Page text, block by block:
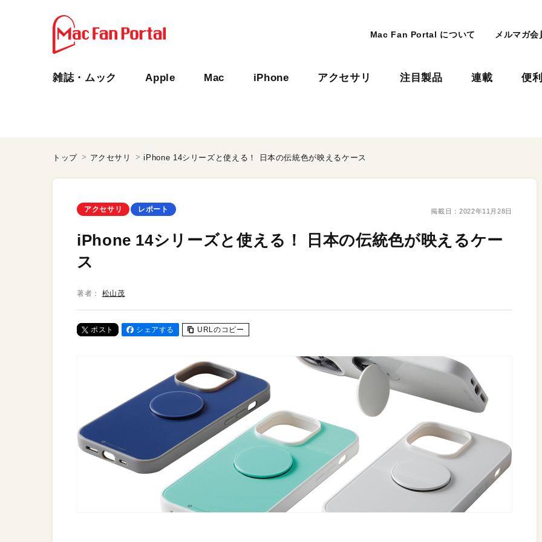
Mac Fan Portal について メルマガ会
雑誌・ムック Apple Mac iPhone アクセサリ 注目製品 連載 便
トップ アクセサリ iPhone 14シリーズと使える！ 日本の伝統色が映えるケース
アクセサリ レポート 掲載日： 2022年11月28日
iPhone 14シリーズと使える！ 日本の伝統色が映えるケー
ス
著者： 松山茂
ポスト シェアする URLのコピー